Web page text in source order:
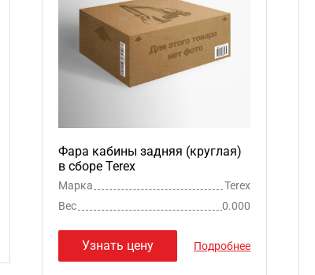
Фара кабины задняя (круглая)
в сборе Terex
Марка
Terex
Вес
0.000
Узнать цену Подробнее